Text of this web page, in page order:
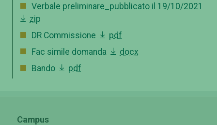
Verbale preliminare_pubblicato il 19/10/2021
zip
DR Commissione
pdf
Fac simile domanda
docx
Bando
pdf
Campus